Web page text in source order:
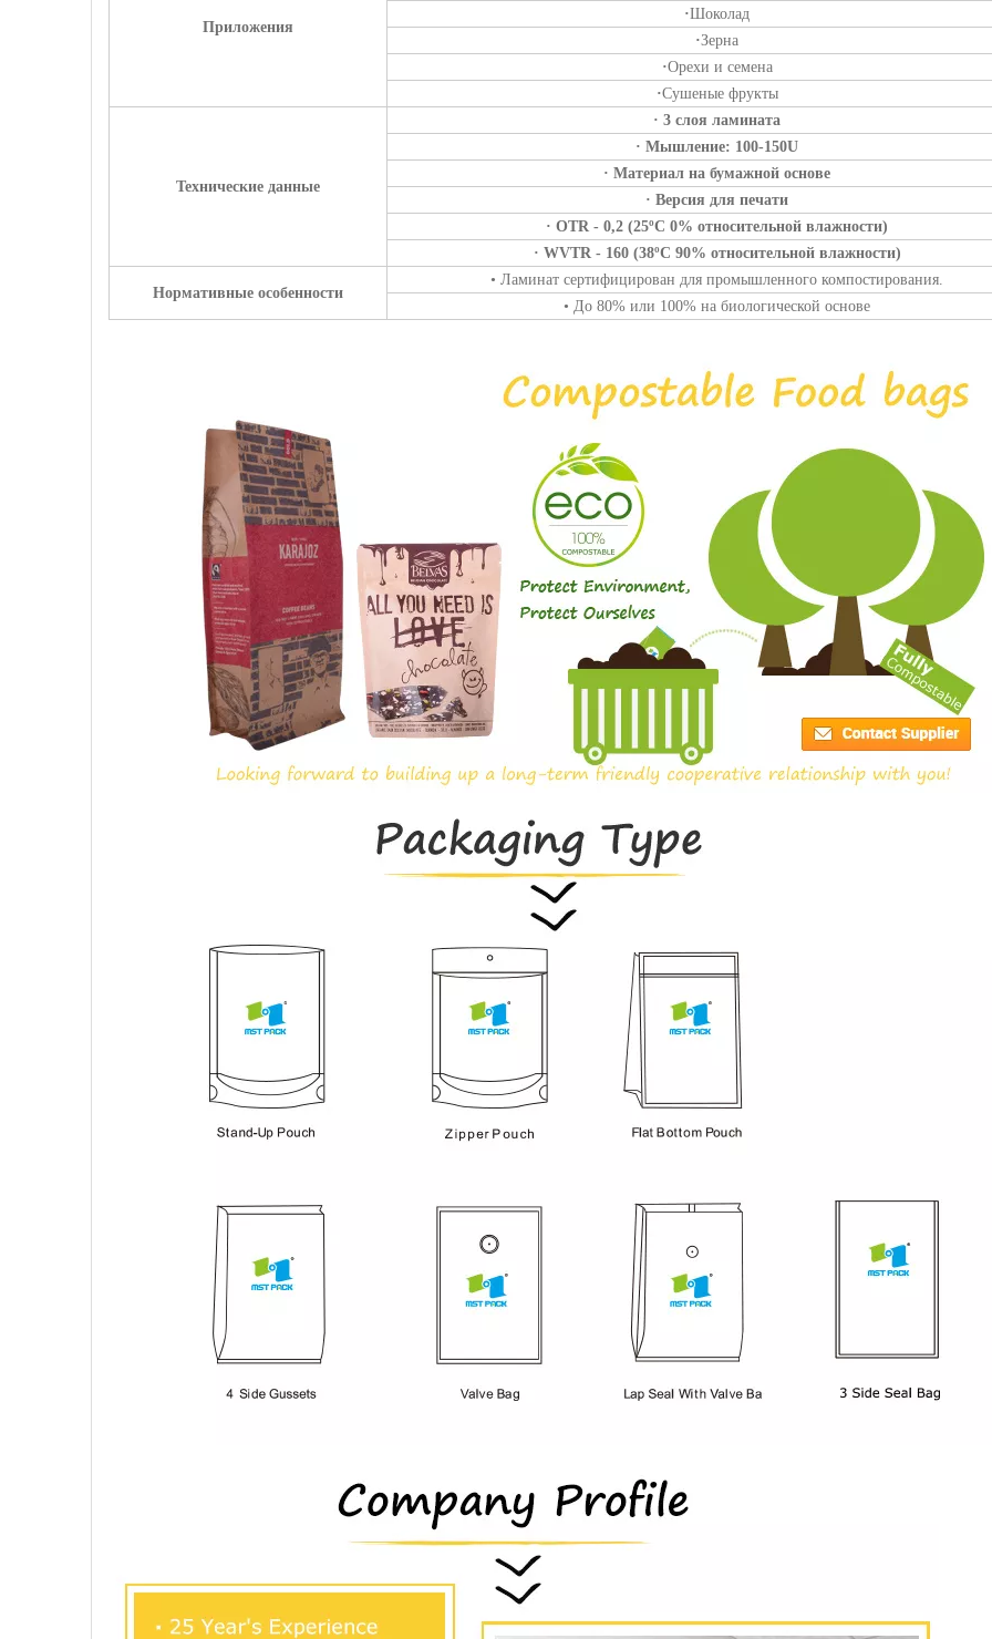
Приложения
·Шоколад
·Зерна
·Орехи и семена
·Сушеные фрукты
Технические данные
· 3 слоя ламината
· Мышление: 100-150U
· Материал на бумажной основе
· Версия для печати
· OTR - 0,2 (25ºC 0% относительной влажности)
· WVTR - 160 (38ºC 90% относительной влажности)
Нормативные особенности
• Ламинат сертифицирован для промышленного компостирования.
• До 80% или 100% на биологической основе